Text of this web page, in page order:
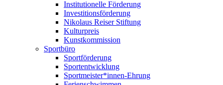
Institutionelle Förderung
Investitionsförderung
Nikolaus Reiser Stiftung
Kulturpreis
Kunstkommission
Sportbüro
Sportförderung
Sportentwicklung
Sportmeister*innen-Ehrung